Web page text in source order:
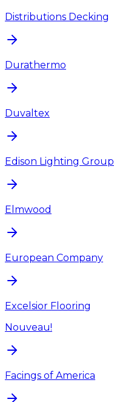
Distributions Decking
Durathermo
Duvaltex
Edison Lighting Group
Elmwood
European Company
Excelsior Flooring
Nouveau!
Facings of America